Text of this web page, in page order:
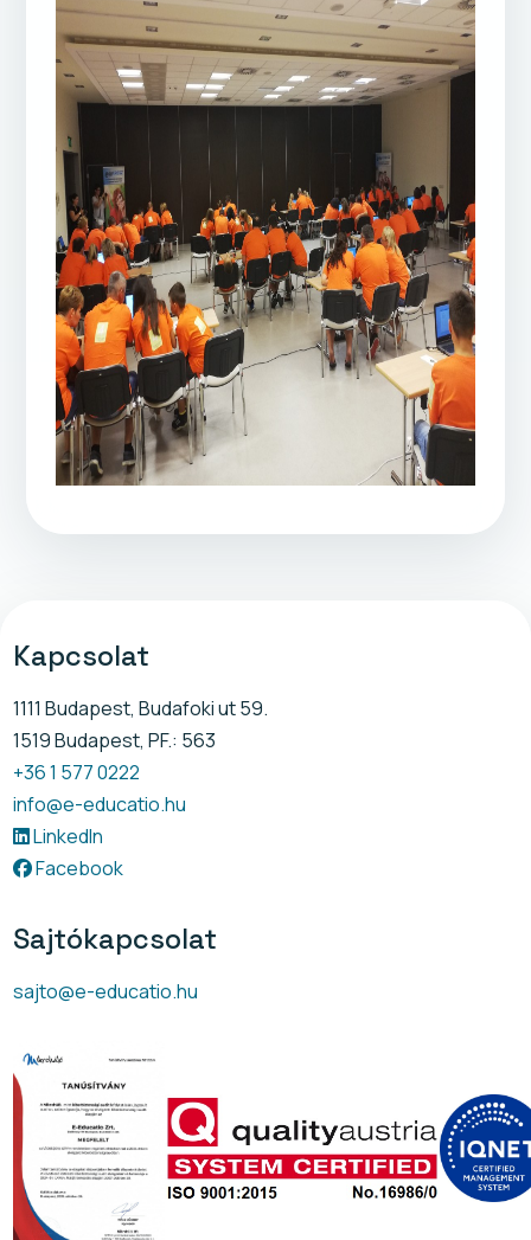
Kapcsolat
1111 Budapest, Budafoki ut 59.
1519 Budapest, PF.: 563
+36 1 577 0222
info@e-educatio.hu
LinkedIn
Facebook
Sajtókapcsolat
sajto@e-educatio.hu